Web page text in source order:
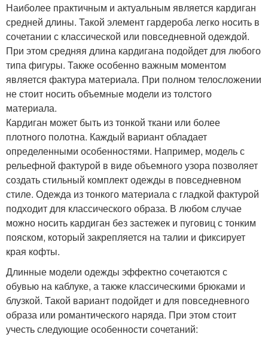
Наиболее практичным и актуальным является кардиган
средней длины. Такой элемент гардероба легко носить в
сочетании с классической или повседневной одеждой.
При этом средняя длина кардигана подойдет для любого
типа фигуры. Также особенно важным моментом
является фактура материала. При полном телосложении
не стоит носить объемные модели из толстого
материала.
Кардиган может быть из тонкой ткани или более
плотного полотна. Каждый вариант обладает
определенными особенностями. Например, модель с
рельефной фактурой в виде объемного узора позволяет
создать стильный комплект одежды в повседневном
стиле. Одежда из тонкого материала с гладкой фактурой
подходит для классического образа. В любом случае
можно носить кардиган без застежек и пуговиц с тонким
пояском, который закрепляется на талии и фиксирует
края кофты.
Длинные модели одежды эффектно сочетаются с
обувью на каблуке, а также классическими брюками и
блузкой. Такой вариант подойдет и для повседневного
образа или романтического наряда. При этом стоит
учесть следующие особенности сочетаний: